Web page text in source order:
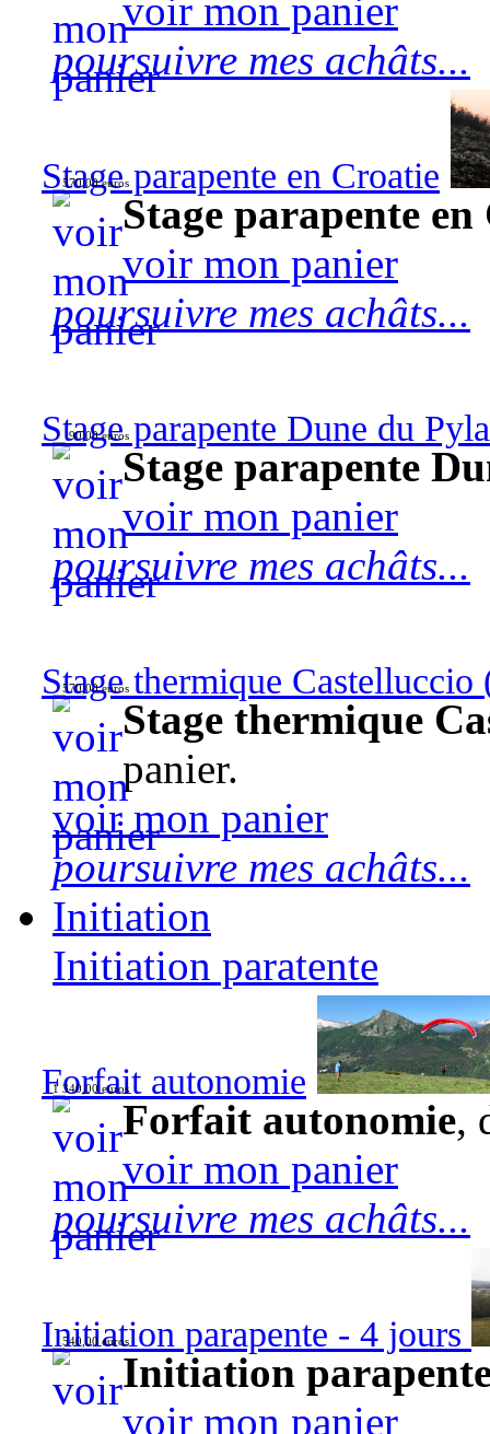
voir mon panier
poursuivre mes achâts...
Stage parapente en Croatie
570,00 euros
Stage parapente
voir mon panier
poursuivre mes achâts...
Stage parapente Dune du
90,00 euros
Stage parapente
voir mon panier
poursuivre mes achâts...
Stage thermique Castelluccio
570,00 euros
Stage thermique
panier.
voir mon panier
poursuivre mes achâts...
Initiation
Initiation paratente
Forfait autonomie
1 340,00 euros
Forfait autonomie,
voir mon panier
poursuivre mes achâts...
Initiation parapente - 4 jours
540,00 euros
Initiation
voir mon panier